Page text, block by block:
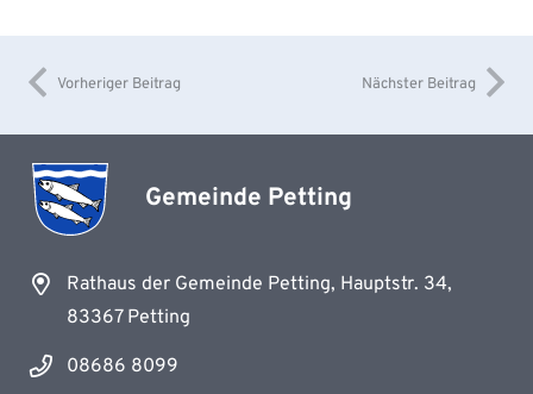
Vorheriger Beitrag Nächster Beitrag
Gemeinde Petting
Rathaus der Gemeinde Petting, Hauptstr. 34,
83367 Petting
08686 8099